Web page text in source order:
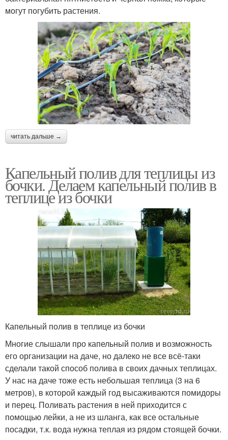
могут погубить растения.
читать дальше →
Капельный полив для теплицы из
бочки. Делаем капельный полив в
теплице из бочки
Капельный полив в теплице из бочки
Многие слышали про капельный полив и возможность
его организации на даче, но далеко не все всё-таки
сделали такой способ полива в своих дачных теплицах.
У нас на даче тоже есть небольшая теплица (3 на 6
метров), в которой каждый год высаживаются помидоры
и перец. Поливать растения в ней приходится с
помощью лейки, а не из шланга, как все остальные
посадки, т.к. вода нужна теплая из рядом стоящей бочки.